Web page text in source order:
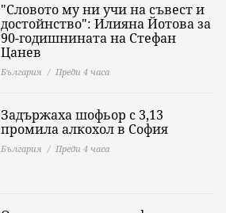
"Словото му ни учи на съвест и
достойнство": Илияна Йотова за
90-годишнината на Стефан
Цанев
България Преди 4 часа
Задържаха шофьор с 3,13
промила алкохол в София
България Преди 4 часа